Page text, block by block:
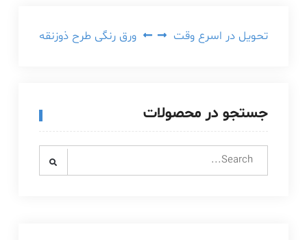
راهبری
ورق رنگی طرح ذوزنقه تحویل در اسرع وقت
جستجو در محصولات
Search